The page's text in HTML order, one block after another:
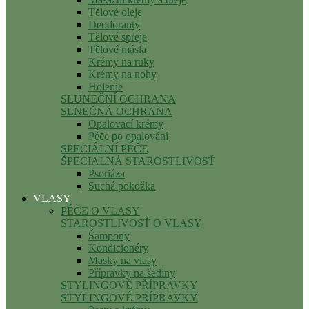
Tělové oleje
Deodoranty
Tělové spreje
Tělové másla
Krémy na ruky
Krémy na nohy
Holenie
SLUNEČNÍ OCHRANA
SLNEČNÁ OCHRANA
Opalovací krémy
Péče po opalování
SPECIÁLNÍ PÉČE
ŠPECIALNÁ STAROSTLIVOSŤ
Psoriáza
Suchá pokožka
VLASY
PÉČE O VLASY
STAROSTLIVOSŤ O VLASY
Šampony
Kondicionéry
Masky na vlasy
Přípravky na šediny
STYLINGOVÉ PŘÍPRAVKY
STYLINGOVÉ PRÍPRAVKY